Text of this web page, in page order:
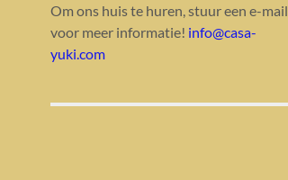
Om ons huis te huren, stuur een e-mail
voor meer informatie! info@casa-
yuki.com